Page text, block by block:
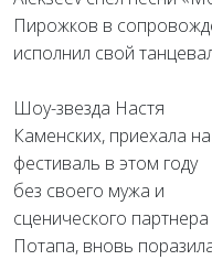
Пирожков в
исполнил свой
Шоу-звезда Настя
Каменских, приехала на
фестиваль в этом году
без своего мужа и
сценического партнера
Потапа, вновь